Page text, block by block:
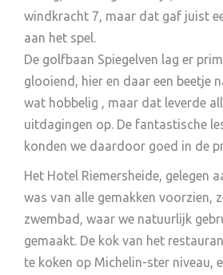
windkracht 7, maar dat gaf juist
aan het spel.
De golfbaan Spiegelven lag er
glooiend, hier en daar een beetje
wat hobbelig , maar dat leverde
uitdagingen op. De fantastische
konden we daardoor goed in de
Het Hotel Riemersheide, gelegen
was van alle gemakken voorzien,
zwembad, waar we natuurlijk
gemaakt. De kok van het
te koken op Michelin-ster niveau,